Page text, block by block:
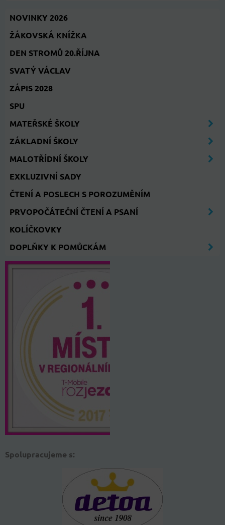
NOVINKY 2026
ŽÁKOVSKÁ KNÍŽKA
DEN STROMŮ 20.ŘÍJNA
SVATÝ VÁCLAV
ZÁPIS 2028
SPU
MATEŘSKÉ ŠKOLY
ZÁKLADNÍ ŠKOLY
MALOTŘÍDNÍ ŠKOLY
EXKLUZIVNÍ SADY
ČTENÍ A POSLECH S POROZUMĚNÍM
PRVOPOČÁTEČNÍ ČTENÍ A PSANÍ
KOLÍČKOVKY
DOPLŇKY K POMŮCKÁM
Spolupracujeme s: